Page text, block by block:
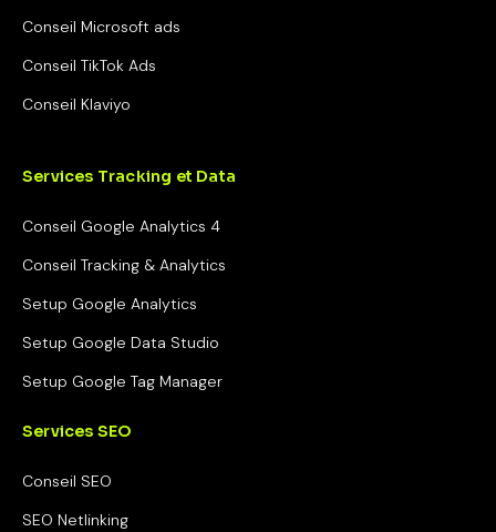
Conseil Microsoft ads
Conseil TikTok Ads
Conseil Klaviyo
Services Tracking et Data
Conseil Google Analytics 4
Conseil Tracking & Analytics
Setup Google Analytics
Setup Google Data Studio
Setup Google Tag Manager
Services SEO
Conseil SEO
SEO Netlinking